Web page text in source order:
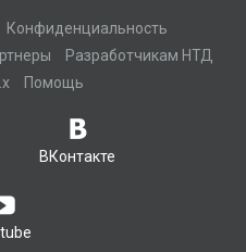
Конфиденциальность
Разработчикам НТД
Помощь
ВКонтакте